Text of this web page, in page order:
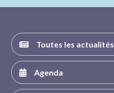
Toutes les actualités
Agenda